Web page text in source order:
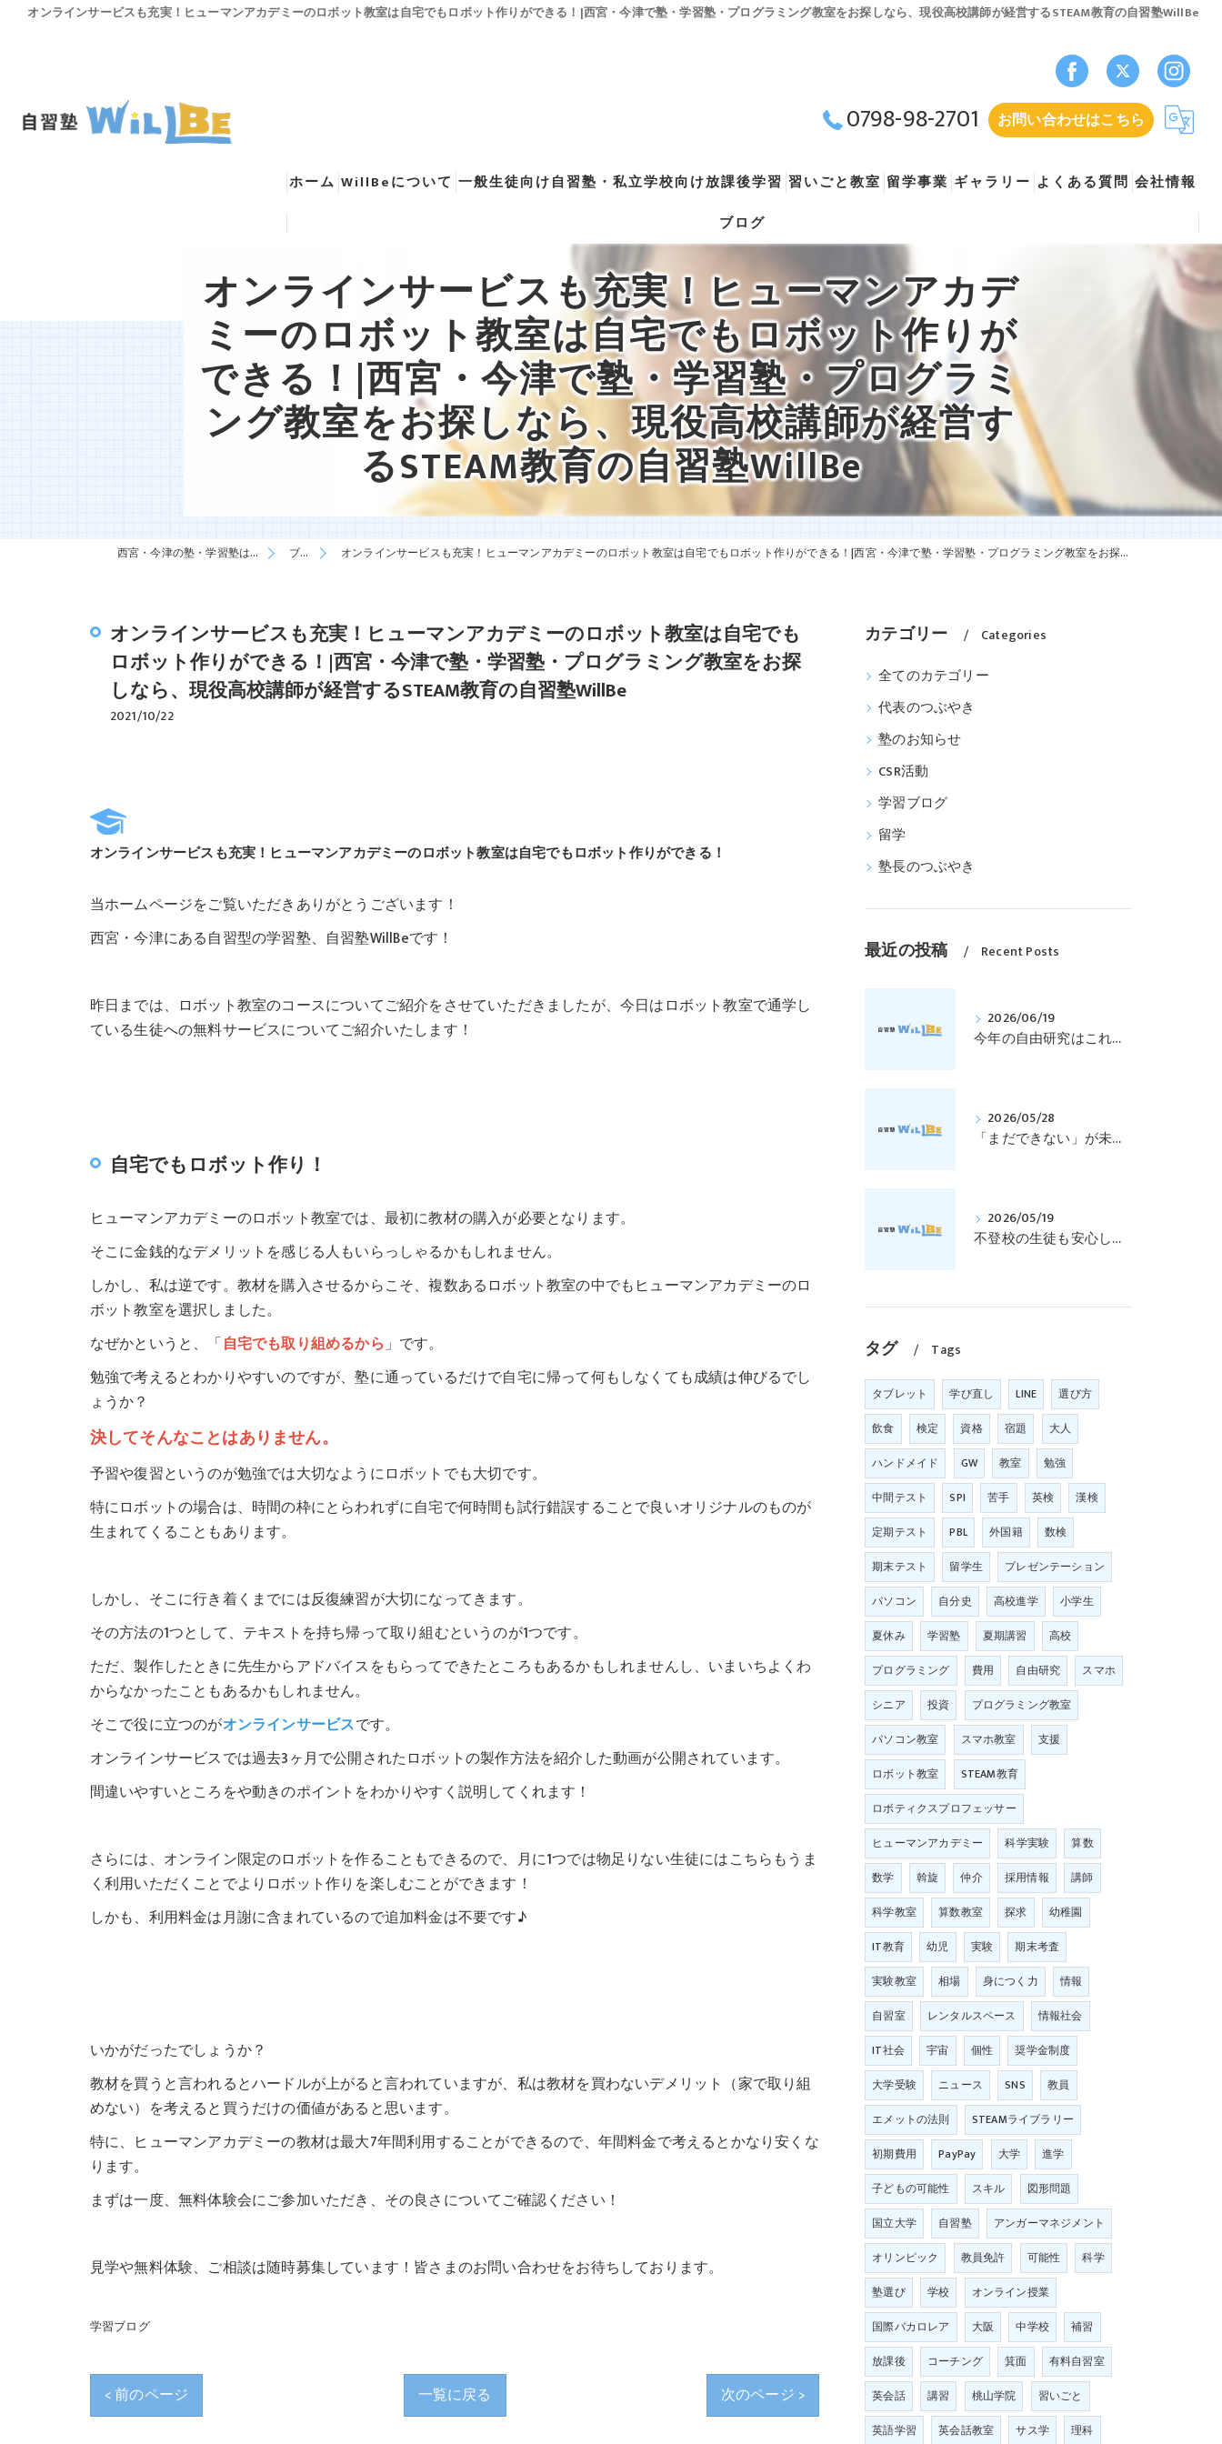
オンラインサービスも充実！ヒューマンアカデミーのロボット教室は自宅でもロボット作りができる！|西宮・今津で塾・学習塾・プログラミング教室をお探しなら、現役高校講師が経営するSTEAM教育の自習塾WillBe
0798-98-2701 お問い合わせはこちら
ホーム WillBeについて
西宮に拠点をもつオンラインの学習コーチング型・映像授業型の塾･自習塾WillBeの口コミ情報
オンラインの学習コーチング型・映像授業型の塾･自習塾WillBeの評判
オンラインの学習コーチング型・映像授業型の塾･自習塾WillBeのお客様の声
一般生徒向け自習塾・私立学校向け放課後学習
子どもの特性を理解した指導
コーチングコース
不登校学習支援コース
国公立/関関同立対策 専門コーチング
英語特化コーチング
私立中学校放課後補習・特別講習
講師紹介
習いごと教室
ロボット教室（ヒューマンアカデミージュニアプログラム）
ロボティクスプロフェッサーコース（ヒューマンアカデミージュニアプログラム）
子どもプログラミング（ヒューマンアカデミージュニアプログラム）
留学事業
留学生仲介・生活支援業
留学希望者向けオリエンテーション
ギャラリー よくある質問 会社情報
自習塾ウィルビー
ブログ
Youtube動画
オンラインサービスも充実！ヒューマンアカデ
ミーのロボット教室は自宅でもロボット作りが
できる！|西宮・今津で塾・学習塾・プログラミ
ング教室をお探しなら、現役高校講師が経営す
るSTEAM教育の自習塾WillBe
西宮・今津の塾・学習塾は自習塾WillBe ブログ オンラインサービスも充実！ヒューマンアカデミーのロボット教室は自宅でもロボット作りができる！|西宮・今津で塾・学習塾・プログラミング教室をお探しなら、現役高校講師が経営するSTEAM教育の自習塾WillBe
オンラインサービスも充実！ヒューマンアカデミーのロボット教室は自宅でも
ロボット作りができる！|西宮・今津で塾・学習塾・プログラミング教室をお探
しなら、現役高校講師が経営するSTEAM教育の自習塾WillBe
2021/10/22
オンラインサービスも充実！ヒューマンアカデミーのロボット教室は自宅でもロボット作りができる！
当ホームページをご覧いただきありがとうございます！
西宮・今津にある自習型の学習塾、自習塾WillBeです！
昨日までは、ロボット教室のコースについてご紹介をさせていただきましたが、今日はロボット教室で通学し
ている生徒への無料サービスについてご紹介いたします！
自宅でもロボット作り！
ヒューマンアカデミーのロボット教室では、最初に教材の購入が必要となります。
そこに金銭的なデメリットを感じる人もいらっしゃるかもしれません。
しかし、私は逆です。教材を購入させるからこそ、複数あるロボット教室の中でもヒューマンアカデミーのロ
ボット教室を選択しました。
なぜかというと、「自宅でも取り組めるから」です。
勉強で考えるとわかりやすいのですが、塾に通っているだけで自宅に帰って何もしなくても成績は伸びるでし
ょうか？
決してそんなことはありません。
予習や復習というのが勉強では大切なようにロボットでも大切です。
特にロボットの場合は、時間の枠にとらわれずに自宅で何時間も試行錯誤することで良いオリジナルのものが
生まれてくることもあります。
しかし、そこに行き着くまでには反復練習が大切になってきます。
その方法の1つとして、テキストを持ち帰って取り組むというのが1つです。
ただ、製作したときに先生からアドバイスをもらってできたところもあるかもしれませんし、いまいちよくわ
からなかったこともあるかもしれません。
そこで役に立つのがオンラインサービスです。
オンラインサービスでは過去3ヶ月で公開されたロボットの製作方法を紹介した動画が公開されています。
間違いやすいところをや動きのポイントをわかりやすく説明してくれます！
さらには、オンライン限定のロボットを作ることもできるので、月に1つでは物足りない生徒にはこちらもうま
く利用いただくことでよりロボット作りを楽しむことができます！
しかも、利用料金は月謝に含まれているので追加料金は不要です♪
いかがだったでしょうか？
教材を買うと言われるとハードルが上がると言われていますが、私は教材を買わないデメリット（家で取り組
めない）を考えると買うだけの価値があると思います。
特に、ヒューマンアカデミーの教材は最大7年間利用することができるので、年間料金で考えるとかなり安くな
ります。
まずは一度、無料体験会にご参加いただき、その良さについてご確認ください！
見学や無料体験、ご相談は随時募集しています！皆さまのお問い合わせをお待ちしております。
学習ブログ
< 前のページ 一覧に戻る 次のページ >
カテゴリー Categories
全てのカテゴリー
代表のつぶやき
塾のお知らせ
CSR活動
学習ブログ
留学
塾長のつぶやき
最近の投稿 Recent Posts
2026/06/19
今年の自由研究はこれで決まり！科学探偵になって指紋の謎を解き明かそう！｜元中学高校教員で私立学校の放課後校内塾を経営する西宮・今津の習いごと教室＆自習塾WillBe
2026/05/28
「まだできない」が未来を変える―キャロル・ドゥエックの成長マインドセットとは？｜元中学高校教員で私立学校の放課後校内塾を経営する西宮・今津の習いごと教室＆自習塾WillBe
2026/05/19
不登校の生徒も安心して通える学びの場｜元中学高校教員で私立学校の放課後校内塾を経営する西宮・今津の習いごと教室＆自習塾WillBe
タグ Tags
タブレット 学び直し LINE
選び方
飲食
検定 資格 宿題
大人
ハンドメイド
GW 教室
勉強
中間テスト
SPI 苦手 英検
漢検
定期テスト
PBL 外国籍
数検
期末テスト
留学生
プレゼンテーション
パソコン
自分史 高校進学
小学生
夏休み
学習塾 夏期講習
高校
プログラミング
費用 自由研究
スマホ
シニア
投資
プログラミング教室
パソコン教室
スマホ教室
支援
ロボット教室
STEAM教育
ロボティクスプロフェッサー
ヒューマンアカデミー
科学実験
算数
数学
斡旋 仲介 採用情報
講師
科学教室
算数教室 探求
幼稚園
IT教育
幼児 実験
期末考査
実験教室
相場 身につく力
情報
自習室
レンタルスペース
情報社会
IT社会
宇宙 個性
奨学金制度
大学受験
ニュース SNS
教員
エメットの法則
STEAMライブラリー
初期費用
PayPay 大学
進学
子どもの可能性
スキル
図形問題
国立大学
自習塾
アンガーマネジメント
オリンピック
教員免許 可能性
科学
塾選び
学校
オンライン授業
国際バカロレア
大阪 中学校
補習
放課後
コーチング 箕面
有料自習室
英会話
講習 桃山学院
習いごと
英語学習
英会話教室 サス学 理科